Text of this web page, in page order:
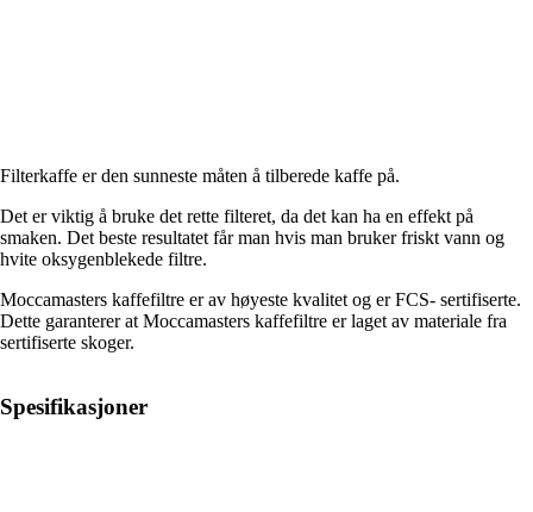
Filterkaffe er den sunneste måten å tilberede kaffe på.
Det er viktig å bruke det rette filteret, da det kan ha en effekt på
smaken. Det beste resultatet får man hvis man bruker friskt vann og
hvite oksygenblekede filtre.
Moccamasters kaffefiltre er av høyeste kvalitet og er FCS- sertifiserte.
Dette garanterer at Moccamasters kaffefiltre er laget av materiale fra
sertifiserte skoger.
Spesifikasjoner